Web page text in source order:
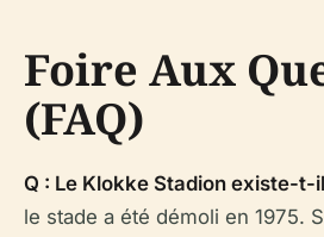
Foire Aux
(FAQ)
Q : Le Klokke Stadion existe-t-
le stade a été démoli en 1975.